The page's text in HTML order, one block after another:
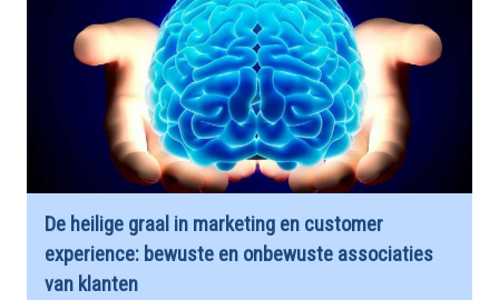
De heilige graal in marketing en customer
experience: bewuste en onbewuste associaties
van klanten